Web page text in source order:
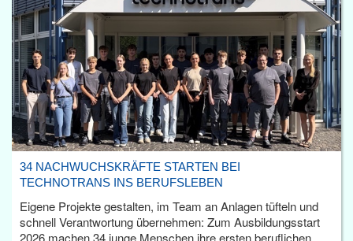
34 NACHWUCHSKRÄFTE STARTEN BEI
TECHNOTRANS INS BERUFSLEBEN
Eigene Projekte gestalten, im Team an Anlagen tüfteln und
schnell Verantwortung übernehmen: Zum Ausbildungsstart
2026 machen 34 junge Menschen ihre ersten beruflichen